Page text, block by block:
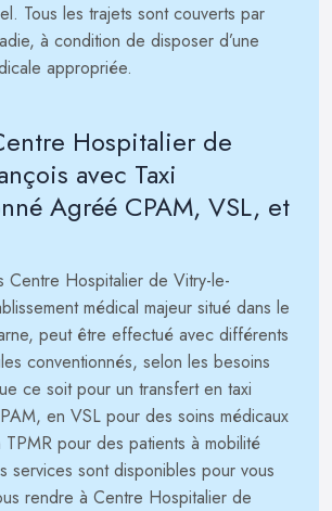
Tous les trajets sont couverts par
à condition de disposer d’une
appropriée.
Hospitalier de
avec Taxi
Agréé CPAM, VSL, et
Centre Hospitalier de Vitry-le-
médical majeur situé dans le
peut être effectué avec différents
conventionnés, selon les besoins
ce soit pour un transfert en taxi
en VSL pour des soins médicaux
pour des patients à mobilité
services sont disponibles pour vous
rendre à Centre Hospitalier de